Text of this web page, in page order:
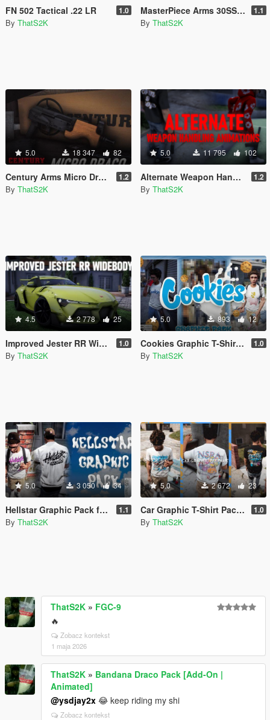
FN 502 Tactical .22 LR 1.0
By ThatS2K
MasterPiece Arms 30SST Defender 1.1
By ThatS2K
5.0 18 347 82
Century Arms Micro Draco 1.2
By ThatS2K
5.0 11 795 102
Alternate Weapon Handling Animations 1.2
By ThatS2K
4.5 2 778 25
Improved Jester RR Widebody [Replace] 1.0
By ThatS2K
5.0 893 12
Cookies Graphic T-Shirt Pack for MP Male 1.0
By ThatS2K
5.0 3 050 34
Hellstar Graphic Pack for MP Male 1.1
By ThatS2K
5.0 2 672 23
Car Graphic T-Shirt Pack for MP Male 1.0
By ThatS2K
ThatS2K » FGC-9
🔥
Zobacz kontekst
1 maja 2026
ThatS2K » Bandana Draco Pack [Add-On |
Animated]
@ysdjay2x 😂 keep riding my shi
Zobacz kontekst